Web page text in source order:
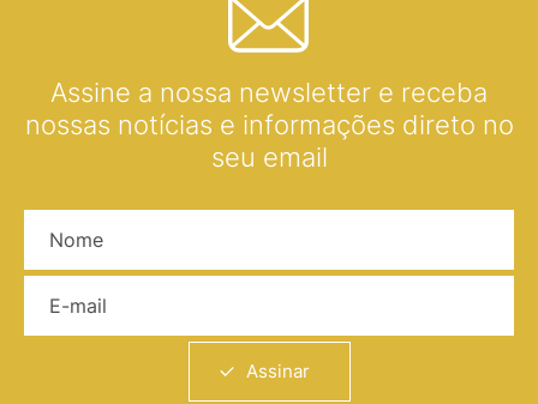
Assine a nossa newsletter e receba
nossas notícias e informações direto no
seu email
Assinar